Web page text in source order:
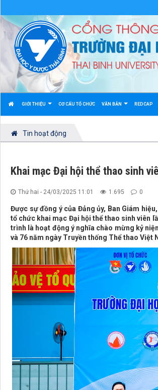
GIỚI THIỆU CƠ CẤU TỔ CHỨC VĂN BẢN REDCAP
Tin hoạt động
Khai mạc Đại hội thể thao sinh
Thứ hai - 24/03/2025 11:01 1.695 0
Được sự đồng ý của Đảng ủy, Ban Giám
tổ chức khai mạc Đại hội thể thao sinh viên
trình là hoạt động ý nghĩa chào mừng kỷ
và 76 năm ngày Truyền thống Thể thao Việt